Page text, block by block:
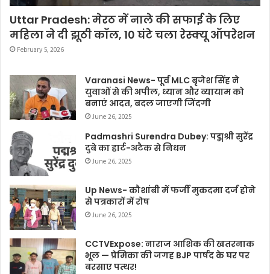
Uttar Pradesh: मेरठ में नाले की सफाई के लिए
महिला ने दी झूठी कॉल, 10 घंटे चला रेस्क्यू ऑपरेशन
February 5, 2026
Varanasi News- पूर्व MLC बृजेश सिंह ने
युवाओं से की अपील, ध्यान और व्यायाम को
बनाएं आदत, बदल जाएगी जिंदगी
June 26, 2025
Padmashri Surendra Dubey: पद्मश्री सुरेंद्र
दुबे का हार्ट-अटैक से निधन
June 26, 2025
Up News- कौशांबी में फर्जी मुकदमा दर्ज होने
से पत्रकारों में रोष
June 26, 2025
CCTVExpose: नाराज आशिक की खतरनाक
भूल — प्रेमिका की जगह BJP पार्षद के घर पर
बरसाए पत्थर!